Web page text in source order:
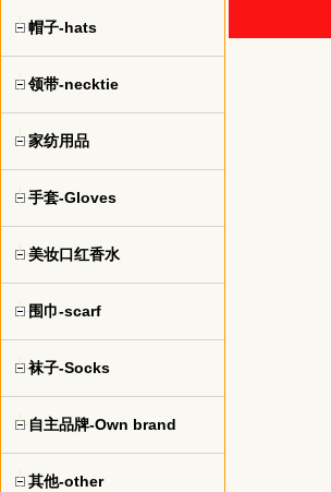
帽子-hats
领带-necktie
家纺用品
手套-Gloves
美妆口红香水
围巾-scarf
袜子-Socks
自主品牌-Own brand
其他-other